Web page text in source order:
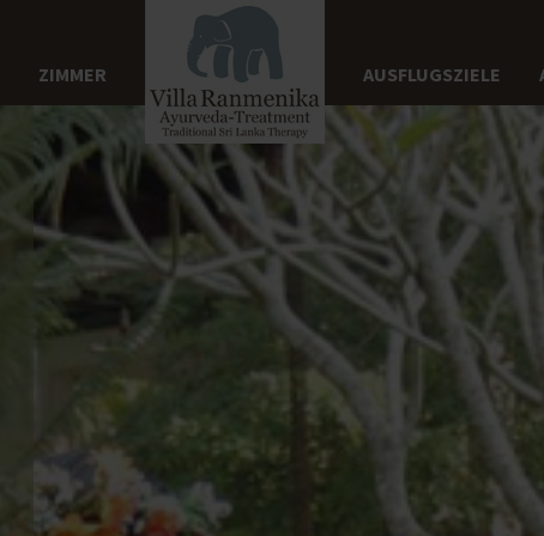
ZIMMER AUSFLUGSZIELE